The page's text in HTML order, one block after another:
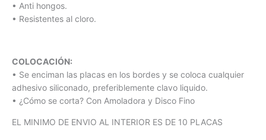
• Anti hongos.
• Resistentes al cloro.
COLOCACIÓN:
• Se enciman las placas en los bordes y se coloca cualquier
adhesivo siliconado, preferiblemente clavo liquido.
• ¿Cómo se corta? Con Amoladora y Disco Fino
EL MINIMO DE ENVIO AL INTERIOR ES DE 10 PLACAS